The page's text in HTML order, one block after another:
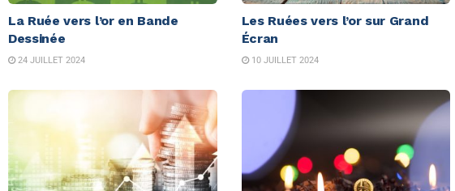
La Ruée vers l’or en Bande
Dessinée
24 JUILLET 2024
Les Ruées vers l’or sur Grand
Écran
10 JUILLET 2024